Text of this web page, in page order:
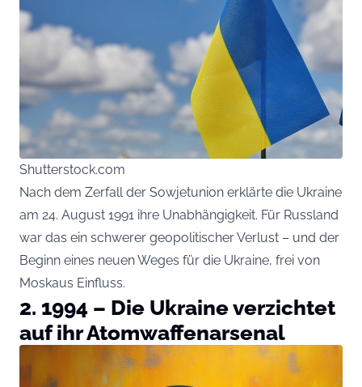
Shutterstock.com
Nach dem Zerfall der Sowjetunion erklärte die Ukraine
am 24. August 1991 ihre Unabhängigkeit. Für Russland
war das ein schwerer geopolitischer Verlust – und der
Beginn eines neuen Weges für die Ukraine, frei von
Moskaus Einfluss.
2. 1994 – Die Ukraine verzichtet
auf ihr Atomwaffenarsenal